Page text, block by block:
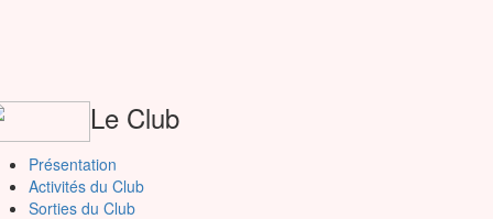
Le Club
Présentation
Activités du Club
Sorties du Club